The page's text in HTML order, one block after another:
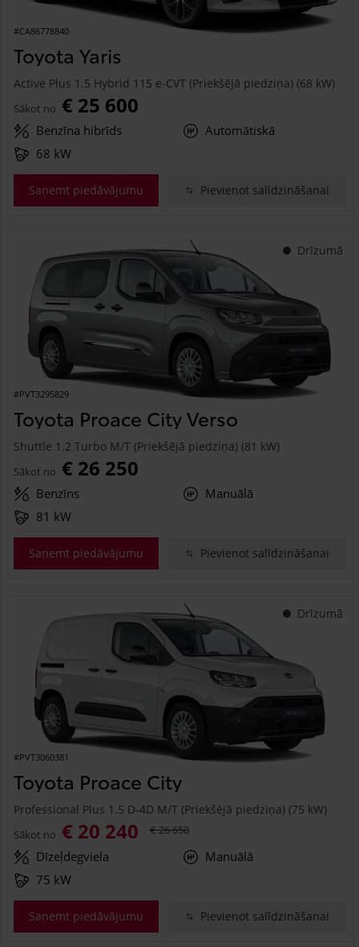
#CA86778840
Toyota Yaris
Active Plus 1.5 Hybrid 115 e-CVT (Priekšējā piedziņa) (68 kW)
Sākot no € 25 600
Benzīna hibrīds
Automātiskā
68 kW
Saņemt piedāvājumu Pievienot salīdzināšanai
Drīzumā
#PVT3295829
Toyota Proace City Verso
Shuttle 1.2 Turbo M/T (Priekšējā piedziņa) (81 kW)
Sākot no € 26 250
Benzīns
Manuālā
81 kW
Saņemt piedāvājumu Pievienot salīdzināšanai
Drīzumā
#PVT3060381
Toyota Proace City
Professional Plus 1.5 D-4D M/T (Priekšējā piedziņa) (75 kW)
Sākot no € 20 240 € 26 650
Dīzeļdegviela
Manuālā
75 kW
Saņemt piedāvājumu Pievienot salīdzināšanai